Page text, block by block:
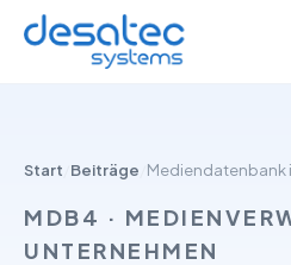
Start Beiträge Mediendatenbank
MDB4 ·
UNTERNEHMEN